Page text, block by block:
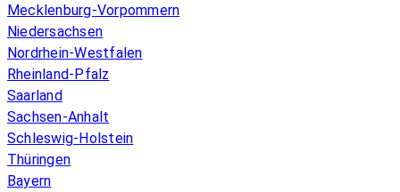
Mecklenburg-Vorpommern
Niedersachsen
Nordrhein-Westfalen
Rheinland-Pfalz
Saarland
Sachsen-Anhalt
Schleswig-Holstein
Thüringen
Bayern